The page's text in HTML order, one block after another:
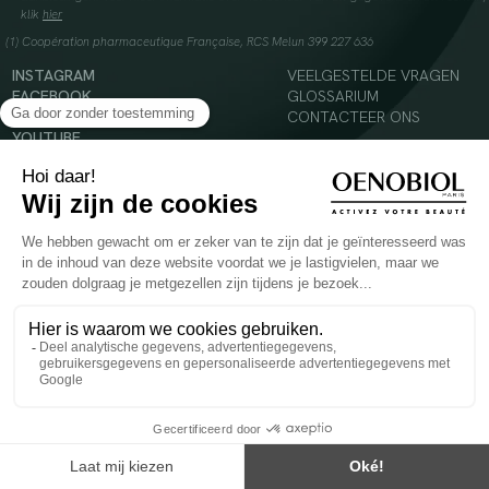
klik hier
(1) Coopération pharmaceutique Française, RCS Melun 399 227 636
INSTAGRAM
FACEBOOK
TIKTOK
YOUTUBE
VEELGESTELDE VRAGEN
GLOSSARIUM
CONTACTEER ONS
Voedingssupplement dat moet worden geconsumeerd als onderdeel van een gevarieerde,
evenwichtige voeding en een gezonde levensstijl. Aanbevolen dagelijkse dosis niet
overschrijden. Enkel voor volwassenen, buiten het bereik van kinderen houden.